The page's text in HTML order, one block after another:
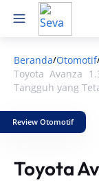
Beranda/Otomotif
Toyota Avanza
Tangguh yang
Review Otomotif
Toyota